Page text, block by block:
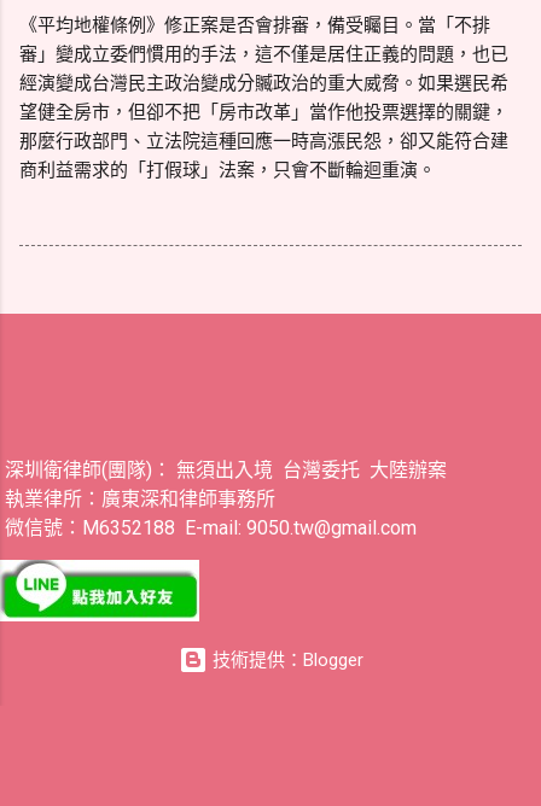
《平均地權條例》修正案是否會排審，備受矚目。當「不排
審」變成立委們慣用的手法，這不僅是居住正義的問題，也已
經演變成台灣民主政治變成分贓政治的重大威脅。如果選民希
望健全房市，但卻不把「房市改革」當作他投票選擇的關鍵，
那麼行政部門、立法院這種回應一時高漲民怨，卻又能符合建
商利益需求的「打假球」法案，只會不斷輪迴重演。
深圳衛律師(團隊)： 無須出入境 台灣委托 大陸辦案
執業律所：廣東深和律師事務所
微信號：M6352188 E-mail: 9050.tw@gmail.com
技術提供：Blogger